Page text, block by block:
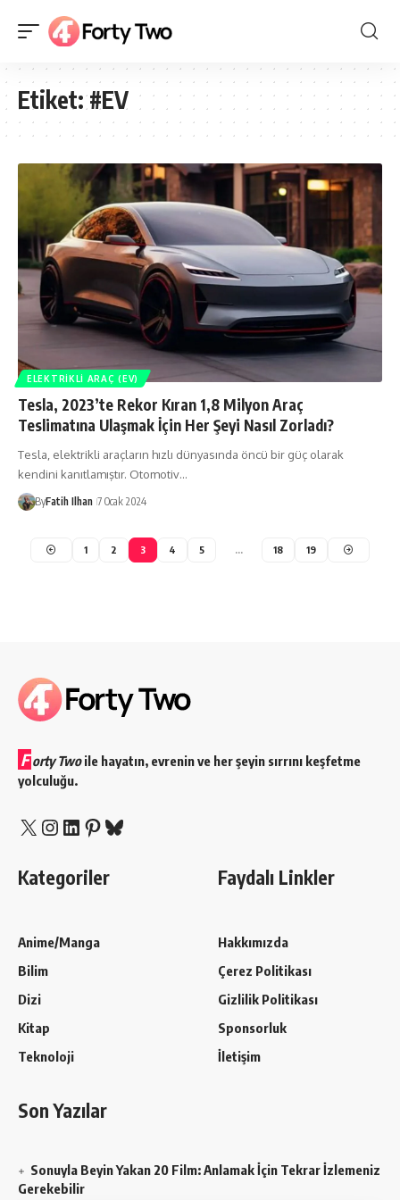
Etiket:#EV
ELEKTRIKLI ARAÇ (EV)
Tesla, 2023’te Rekor Kıran 1,8 Milyon Araç
Teslimatına Ulaşmak İçin Her Şeyi Nasıl Zorladı?
Tesla, elektrikli araçların hızlı dünyasında öncü bir güç olarak
kendini kanıtlamıştır. Otomotiv…
ByFatih Ilhan 7 Ocak 2024
1 2 3 4 5 … 18 19
F orty Twoile hayatın, evrenin ve her şeyin sırrını keşfetme
yolculuğu.
X Instagram
LinkedIn
Pinterest
Bluesky
Kategoriler
Anime/Manga
Bilim
Dizi
Kitap
Teknoloji
Faydalı Linkler
Hakkımızda
Çerez Politikası
Gizlilik Politikası
Sponsorluk
İletişim
Son Yazılar
Sonuyla Beyin Yakan 20 Film: Anlamak İçin Tekrar İzlemeniz
Gerekebilir